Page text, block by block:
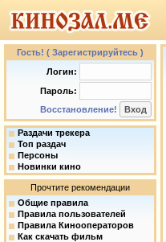
Гость! ( Зарегистрируйтесь )
Логин:
Пароль:
Восстановление!
Раздачи трекера
Топ раздач
Персоны
Новинки кино
Прочтите рекомендации
Общие правила
Правила пользователей
Правила Кинооператоров
Как скачать фильм